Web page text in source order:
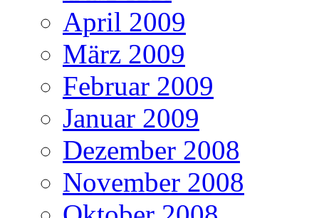
April 2009
März 2009
Februar 2009
Januar 2009
Dezember 2008
November 2008